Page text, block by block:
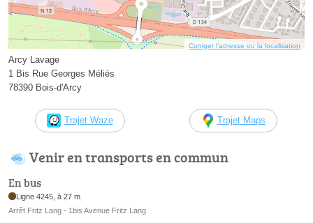
Corriger l’adresse ou la localisation
Arcy Lavage
1 Bis Rue Georges Méliès
78390 Bois-d'Arcy
Trajet Waze Trajet Maps
Venir en transports en commun
En bus
Ligne 4245, à 27 m
Arrêt Fritz Lang - 1bis Avenue Fritz Lang